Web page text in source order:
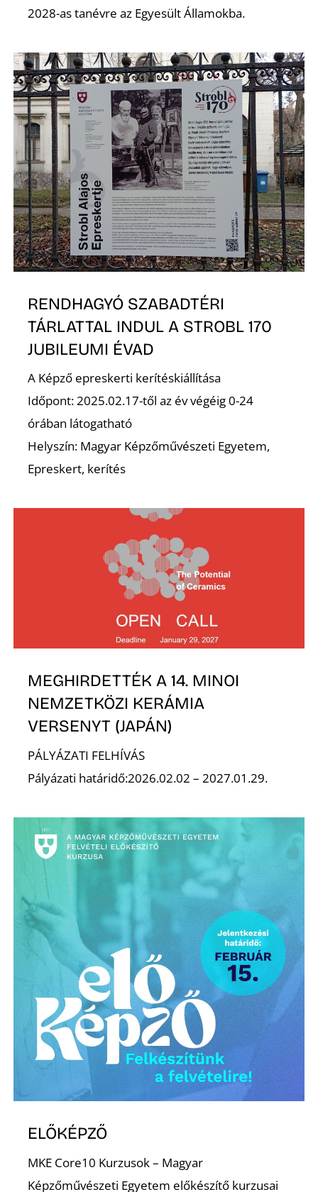
2028-as tanévre az Egyesült Államokba.
RENDHAGYÓ SZABADTÉRI
TÁRLATTAL INDUL A STROBL 170
JUBILEUMI ÉVAD
A Képző epreskerti kerítéskiállítása
Időpont: 2025.02.17-től az év végéig 0-24
órában látogatható
Helyszín: Magyar Képzőművészeti Egyetem,
Epreskert, kerítés
MEGHIRDETTÉK A 14. MINOI
NEMZETKÖZI KERÁMIA
VERSENYT (JAPÁN)
PÁLYÁZATI FELHÍVÁS
Pályázati határidő:2026.02.02 – 2027.01.29.
ELŐKÉPZŐ
MKE Core10 Kurzusok – Magyar
Képzőművészeti Egyetem előkészítő kurzusai